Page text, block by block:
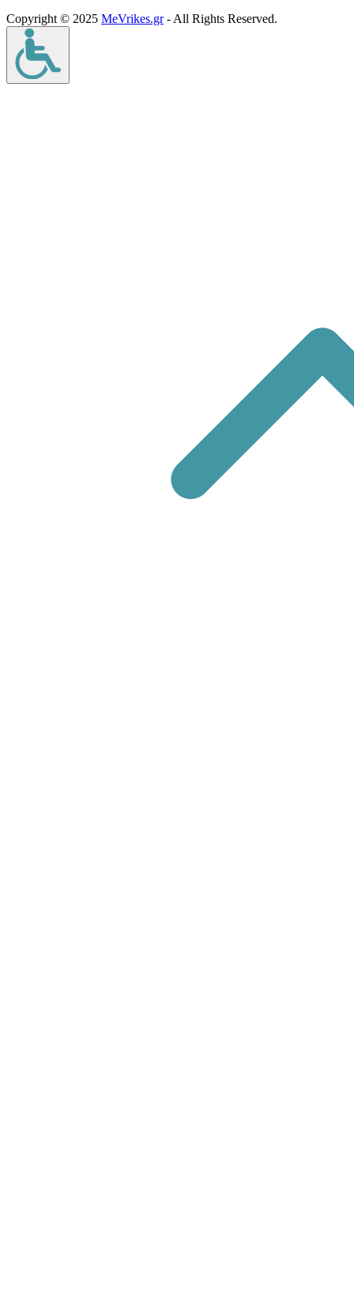
Copyright © 2025 MeVrikes.gr- All Rights Reserved.